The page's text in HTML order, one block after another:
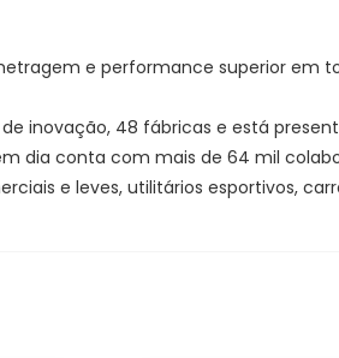
e performance superior em
inovação, 48 fábricas e está
dia conta com mais de 64 mil
e leves, utilitários esportivos,